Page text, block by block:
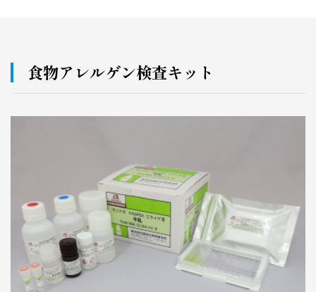
食物アレルゲン検査キット